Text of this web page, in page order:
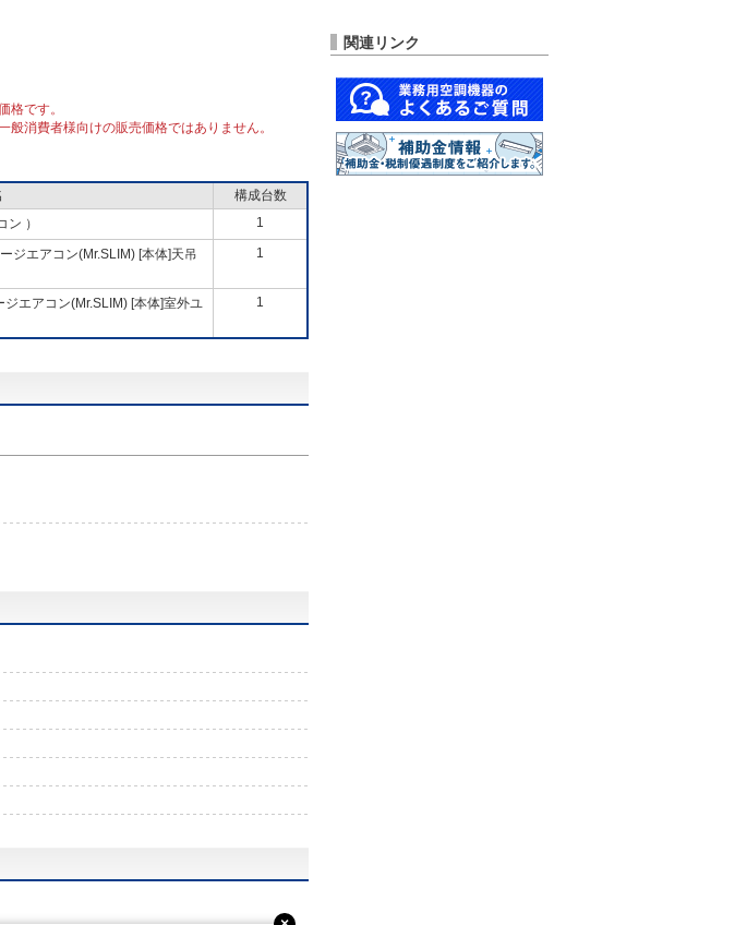
格です。
消費者様向けの販売価格ではありません。
構成台数
） 1
ジエアコン(Mr.SLIM) [本体]天吊
1
ジエアコン(Mr.SLIM) [本体]室外ユ
1
関連リンク